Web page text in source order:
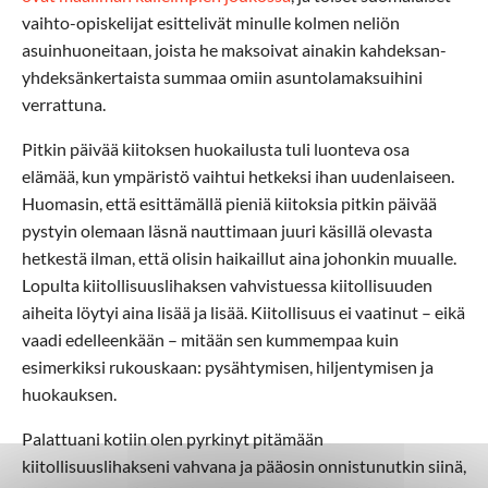
vaihto-opiskelijat esittelivät minulle kolmen neliön
asuinhuoneitaan, joista he maksoivat ainakin kahdeksan-
yhdeksänkertaista summaa omiin asuntolamaksuihini
verrattuna.
Pitkin päivää kiitoksen huokailusta tuli luonteva osa
elämää, kun ympäristö vaihtui hetkeksi ihan uudenlaiseen.
Huomasin, että esittämällä pieniä kiitoksia pitkin päivää
pystyin olemaan läsnä nauttimaan juuri käsillä olevasta
hetkestä ilman, että olisin haikaillut aina johonkin muualle.
Lopulta kiitollisuuslihaksen vahvistuessa kiitollisuuden
aiheita löytyi aina lisää ja lisää. Kiitollisuus ei vaatinut – eikä
vaadi edelleenkään – mitään sen kummempaa kuin
esimerkiksi rukouskaan: pysähtymisen, hiljentymisen ja
huokauksen.
Palattuani kotiin olen pyrkinyt pitämään
kiitollisuuslihakseni vahvana ja pääosin onnistunutkin siinä,